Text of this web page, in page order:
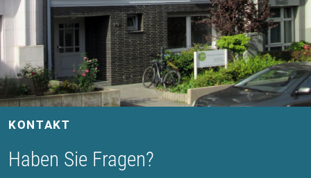
KONTAKT
Haben Sie Fragen?